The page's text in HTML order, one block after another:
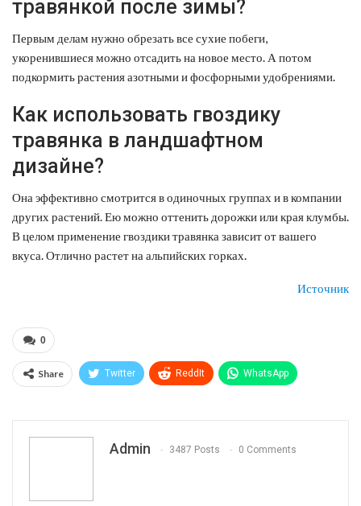
травянкой после зимы?
Первым делам нужно обрезать все сухие побеги,
укоренившиеся можно отсадить на новое место. А потом
подкормить растения азотными и фосфорными удобрениями.
Как использовать гвоздику
травянка в ландшафтном
дизайне?
Она эффективно смотрится в одиночных группах и в компании
других растений. Ею можно оттенить дорожки или края клумбы.
В целом применение гвоздики травянка зависит от вашего
вкуса. Отлично растет на альпийских горках.
Источник
0
Share Twitter ReddIt WhatsApp
Admin 3487 Posts 0 Comments